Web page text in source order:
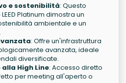
e sostenibilità: Questo
Platinum dimostra un
ambientale e un
: Offre un'infrastruttura
avanzata, ideale
diversificate.
High Line: Accesso diretto
per meeting all'aperto o